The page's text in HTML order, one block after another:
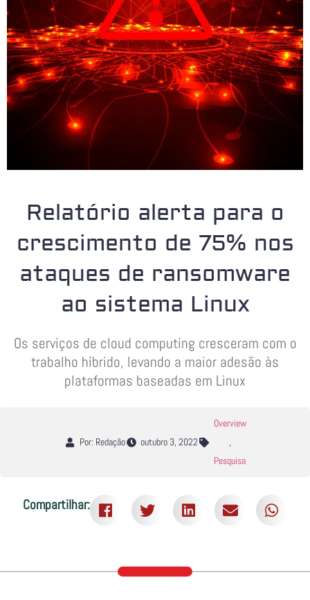
Relatório alerta para o
crescimento de 75% nos
ataques de ransomware
ao sistema Linux
Os serviços de cloud computing cresceram com o
trabalho híbrido, levando a maior adesão às
plataformas baseadas em Linux
Por: Redação outubro 3, 2022
Overview
,
Pesquisa
Compartilhar: